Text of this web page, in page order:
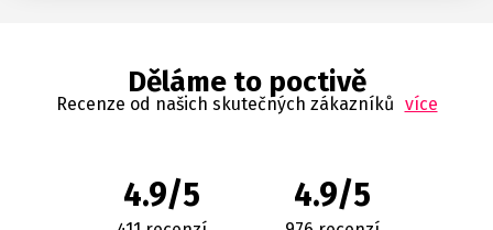
Děláme to poctivě
Recenze od našich skutečných zákazníků více
4.9/5 4.9/5